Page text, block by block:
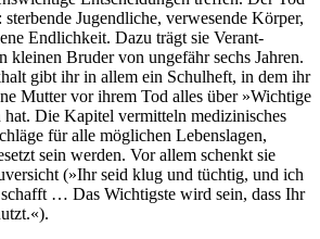
Jugendliche, verwesende Körper,
Endlichkeit. Dazu trägt sie Verant­
kleinen Bruder von ungefähr sechs Jahren.
gibt ihr in allem ein Schulheft, in dem ihr
Mutter vor ihrem Tod alles über »Wichtige
hat. Die Kapitel vermitteln medizi­nisches
für alle möglichen Lebenslagen,
sein werden. Vor allem schenkt sie
(»Ihr seid klug und tüchtig, und ich
schafft … Das Wichtigste wird sein, dass Ihr